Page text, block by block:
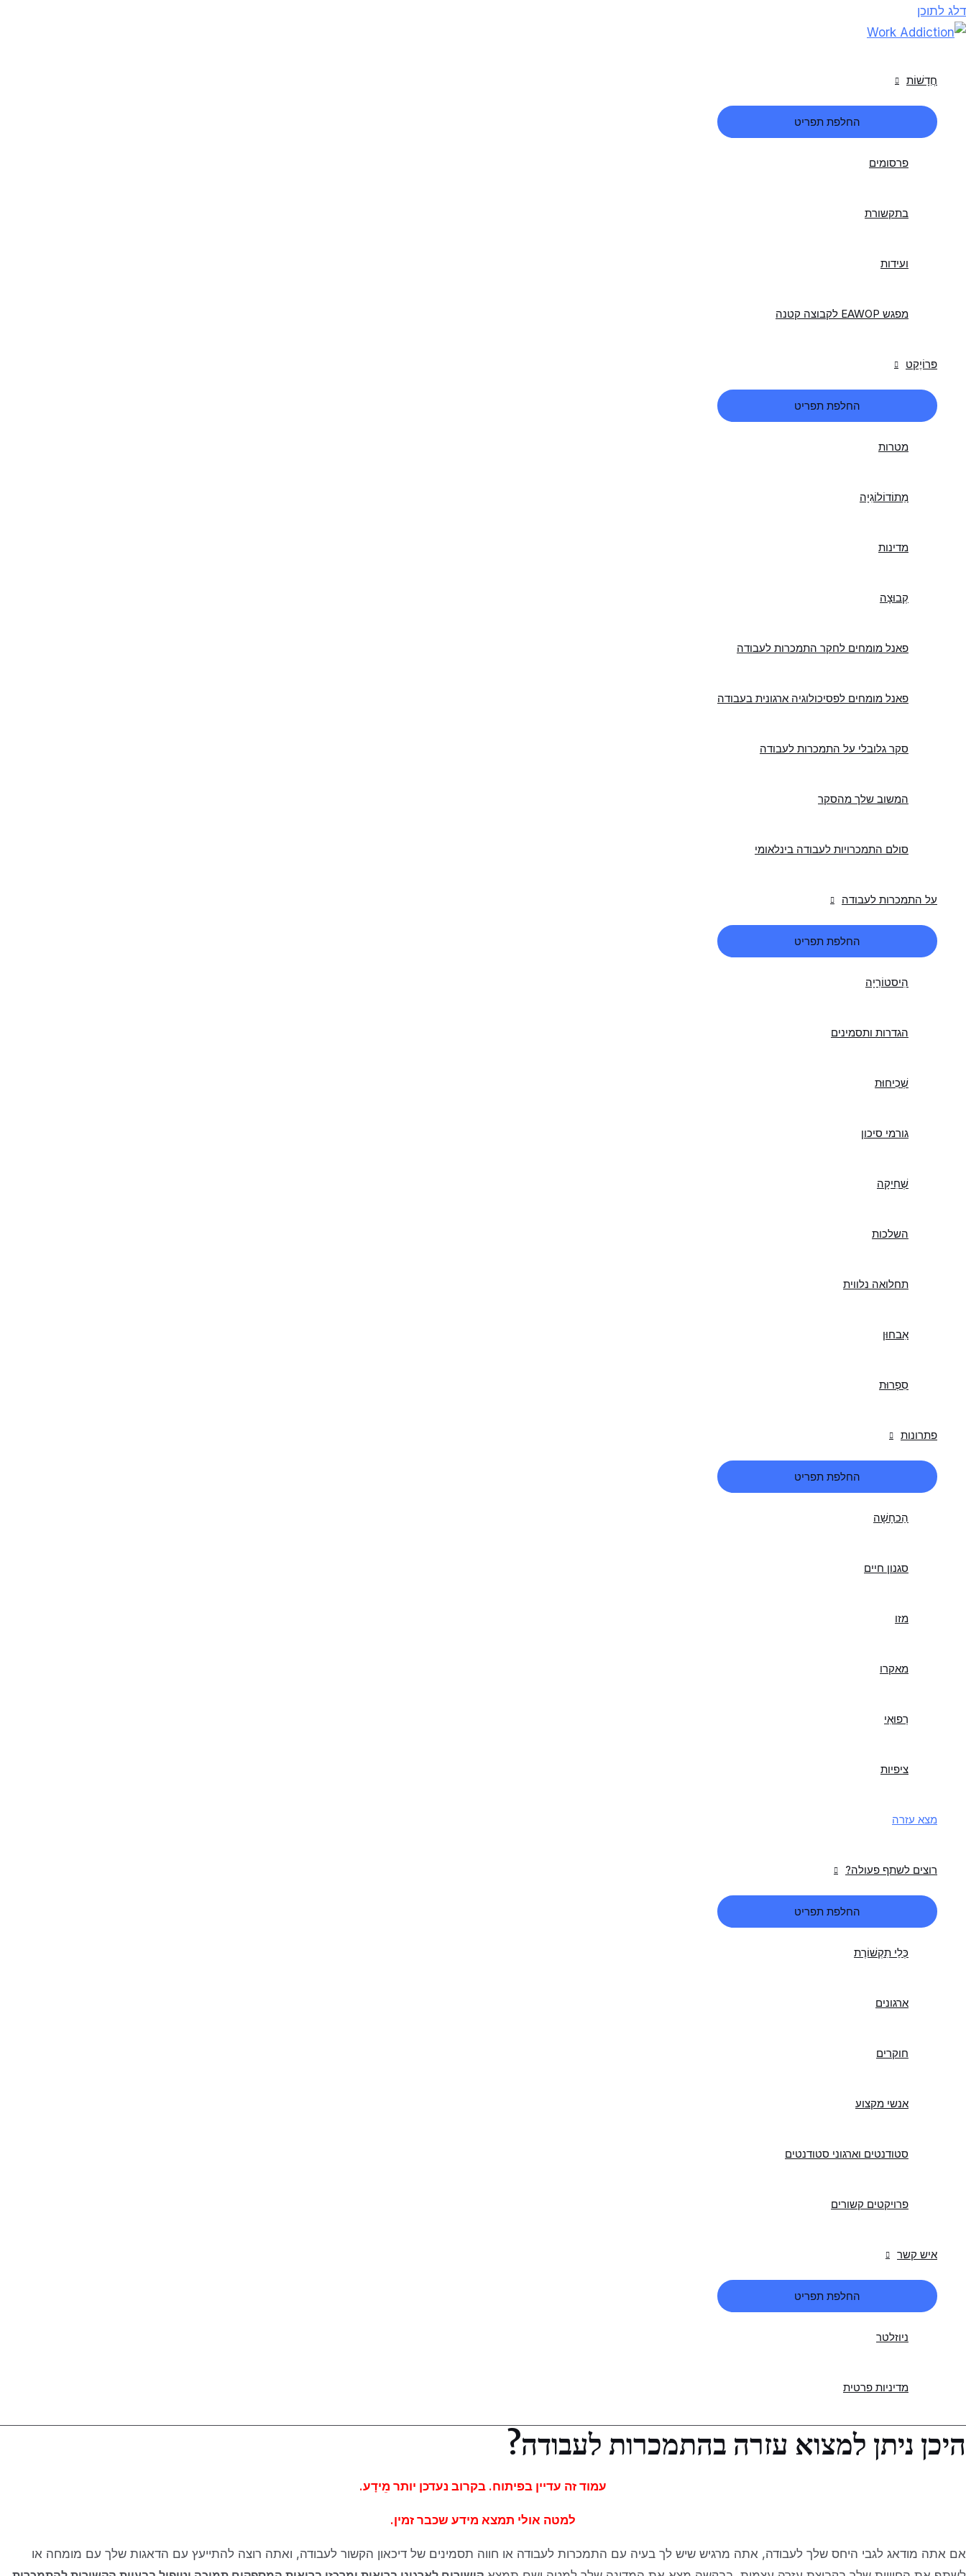
דלג לתוכן
חֲדָשׁוֹת
החלפת תפריט
פרסומים
בתקשורת
ועידות
מפגש EAWOP לקבוצה קטנה
פּרוֹיֶקט
החלפת תפריט
מטרות
מֵתוֹדוֹלוֹגִיָה
מדינות
קְבוּצָה
פאנל מומחים לחקר התמכרות לעבודה
פאנל מומחים לפסיכולוגיה ארגונית בעבודה
סקר גלובלי על התמכרות לעבודה
המשוב שלך מהסקר
סולם התמכרויות לעבודה בינלאומי
על התמכרות לעבודה
החלפת תפריט
הִיסטוֹרִיָה
הגדרות ותסמינים
שְׁכִיחוּת
גורמי סיכון
שְׁחִיקָה
השלכות
תחלואה נלווית
אִבחוּן
סִפְרוּת
פתרונות
החלפת תפריט
הַכחָשָׁה
סגנון חיים
מזו
מאקרו
רְפוּאִי
ציפיות
מצא עזרה
רוצים לשתף פעולה?
החלפת תפריט
כְּלֵי תִקְשׁוֹרֶת
ארגונים
חוקרים
אנשי מקצוע
סטודנטים וארגוני סטודנטים
פרויקטים קשורים
איש קשר
החלפת תפריט
ניוזלטר
מדיניות פרטית
היכן ניתן למצוא עזרה בהתמכרות לעבודה?
עמוד זה עדיין בפיתוח. בקרוב נעדכן יותר מֵידָע.
למטה אולי תמצא מידע שכבר זמין.
אם אתה מודאג לגבי היחס שלך לעבודה, אתה מרגיש שיש לך בעיה עם התמכרות לעבודה או חווה תסמינים של דיכאון הקשור לעבודה, ואתה רוצה להתייעץ עם הדאגות שלך עם מומחה או